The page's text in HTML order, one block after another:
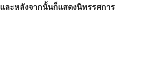
และหลังจากนั้นก็แสดงนิทรรศการ